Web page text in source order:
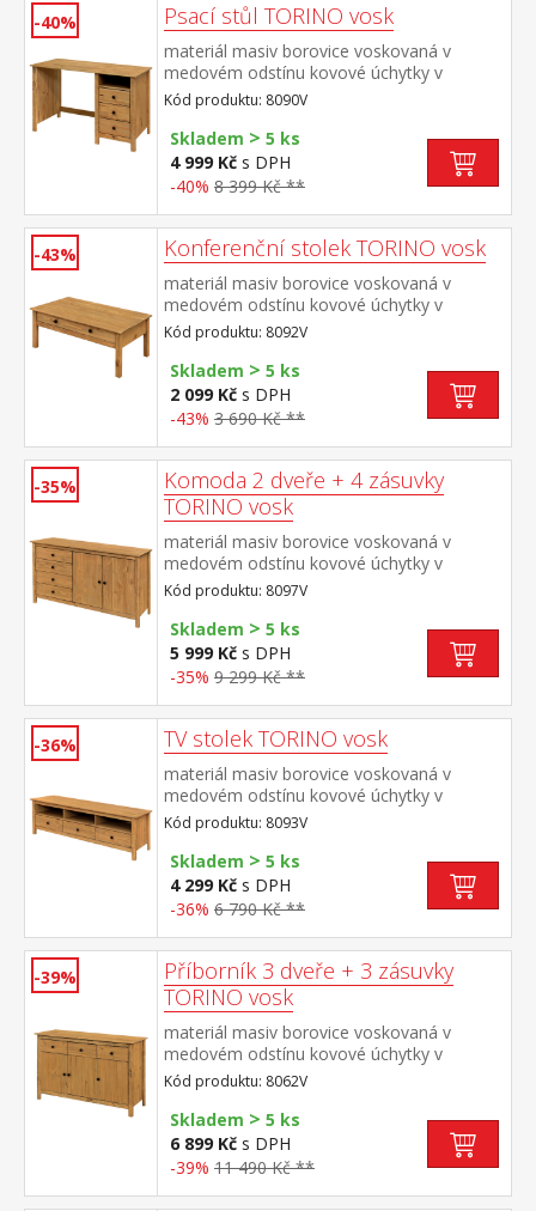
-40% Psací stůl TORINO vosk
materiál masiv borovice voskovaná v
medovém odstínu kovové úchytky v
barevném provedení černěná mosaz 3
zásuvky s kovovými pojezdy, 1 police
Kód produktu: 8090V
Skladem > 5 ks
4 999 Kč s DPH
-40% 8 399 Kč **
-43% Konferenční stolek TORINO vosk
materiál masiv borovice voskovaná v
medovém odstínu kovové úchytky v
barevném provedení černěná mosaz široká
zásuvka s kovovými pojezdy
Kód produktu: 8092V
Skladem > 5 ks
2 099 Kč s DPH
-43% 3 690 Kč **
-35%
Komoda 2 dveře + 4 zásuvky
TORINO vosk
materiál masiv borovice voskovaná v
medovém odstínu kovové úchytky v
barevném provedení černěná mosaz 4
zásuvky s kovovými pojezdy, 2 plné dveře,
1 police
Kód produktu: 8097V
Skladem > 5 ks
5 999 Kč s DPH
-35% 9 299 Kč **
-36% TV stolek TORINO vosk
materiál masiv borovice voskovaná v
medovém odstínu kovové úchytky v
barevném provedení černěná mosaz 3
zásuvky s kovovými pojezdy
Kód produktu: 8093V
Skladem > 5 ks
4 299 Kč s DPH
-36% 6 790 Kč **
-39%
Příborník 3 dveře + 3 zásuvky
TORINO vosk
materiál masiv borovice voskovaná v
medovém odstínu kovové úchytky v
barevném provedení černěná mosaz 3
dveře, 3 zásuvky s kovovými pojezdy
vhodný doplněk nástavec TORINO 8063V
Kód produktu: 8062V
Skladem > 5 ks
6 899 Kč s DPH
-39% 11 490 Kč **